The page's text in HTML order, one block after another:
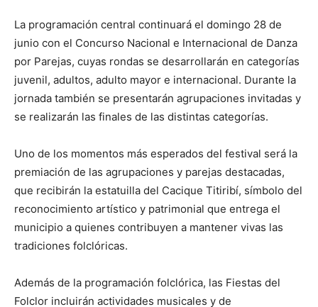
La programación central continuará el domingo 28 de
junio con el Concurso Nacional e Internacional de Danza
por Parejas, cuyas rondas se desarrollarán en categorías
juvenil, adultos, adulto mayor e internacional. Durante la
jornada también se presentarán agrupaciones invitadas y
se realizarán las finales de las distintas categorías.
Uno de los momentos más esperados del festival será la
premiación de las agrupaciones y parejas destacadas,
que recibirán la estatuilla del Cacique Titiribí, símbolo del
reconocimiento artístico y patrimonial que entrega el
municipio a quienes contribuyen a mantener vivas las
tradiciones folclóricas.
Además de la programación folclórica, las Fiestas del
Folclor incluirán actividades musicales y de